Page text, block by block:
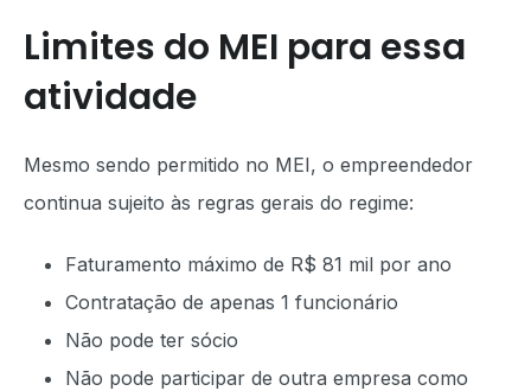
Limites do MEI para essa
atividade
Mesmo sendo permitido no MEI, o empreendedor
continua sujeito às regras gerais do regime:
Faturamento máximo de R$ 81 mil por ano
Contratação de apenas 1 funcionário
Não pode ter sócio
Não pode participar de outra empresa como